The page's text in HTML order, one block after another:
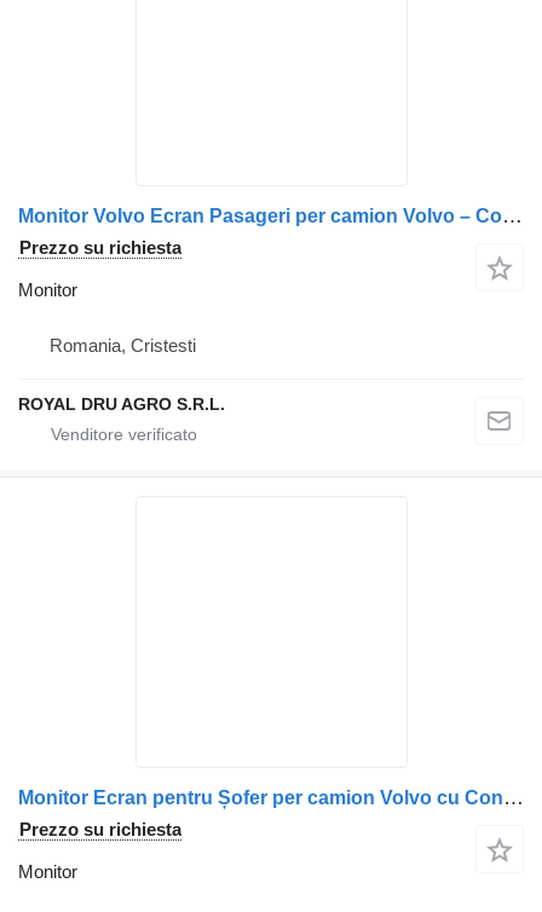
Monitor Volvo Ecran Pasageri per camion Volvo – Coduri 20557622, 20998104, 21164914
Prezzo su richiesta
Monitor
Romania, Cristesti
ROYAL DRU AGRO S.R.L.
Monitor Ecran pentru Șofer per camion Volvo cu Conectori Ethernet și de Alimentare
Prezzo su richiesta
Monitor